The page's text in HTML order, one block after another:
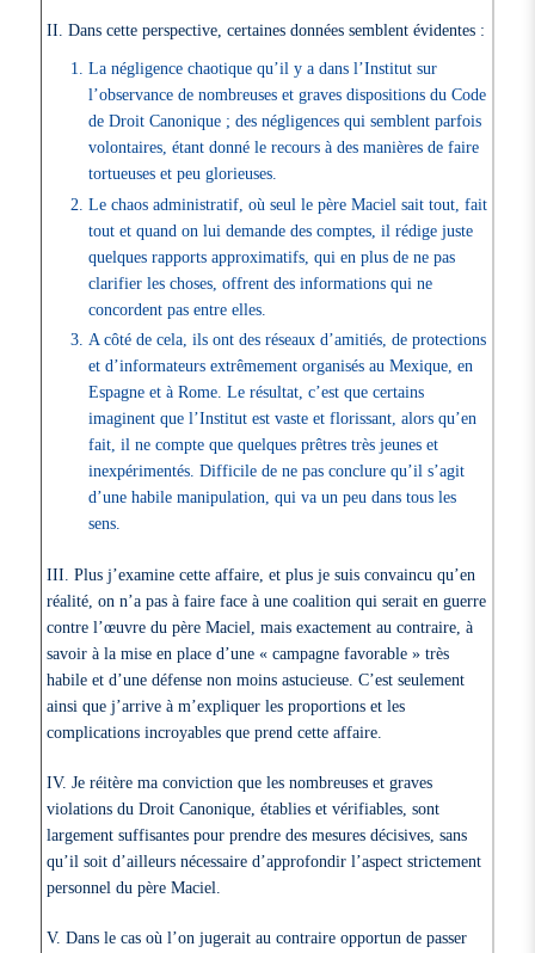
II. Dans cette perspective, certaines données semblent évidentes :
La négligence chaotique qu’il y a dans l’Institut sur
l’observance de nombreuses et graves dispositions du Code
de Droit Canonique ; des négligences qui semblent parfois
volontaires, étant donné le recours à des manières de faire
tortueuses et peu glorieuses.
Le chaos administratif, où seul le père Maciel sait tout, fait
tout et quand on lui demande des comptes, il rédige juste
quelques rapports approximatifs, qui en plus de ne pas
clarifier les choses, offrent des informations qui ne
concordent pas entre elles.
A côté de cela, ils ont des réseaux d’amitiés, de protections
et d’informateurs extrêmement organisés au Mexique, en
Espagne et à Rome. Le résultat, c’est que certains
imaginent que l’Institut est vaste et florissant, alors qu’en
fait, il ne compte que quelques prêtres très jeunes et
inexpérimentés. Difficile de ne pas conclure qu’il s’agit
d’une habile manipulation, qui va un peu dans tous les
sens.
III. Plus j’examine cette affaire, et plus je suis convaincu qu’en
réalité, on n’a pas à faire face à une coalition qui serait en guerre
contre l’œuvre du père Maciel, mais exactement au contraire, à
savoir à la mise en place d’une « campagne favorable » très
habile et d’une défense non moins astucieuse. C’est seulement
ainsi que j’arrive à m’expliquer les proportions et les
complications incroyables que prend cette affaire.
IV. Je réitère ma conviction que les nombreuses et graves
violations du Droit Canonique, établies et vérifiables, sont
largement suffisantes pour prendre des mesures décisives, sans
qu’il soit d’ailleurs nécessaire d’approfondir l’aspect strictement
personnel du père Maciel.
V. Dans le cas où l’on jugerait au contraire opportun de passer